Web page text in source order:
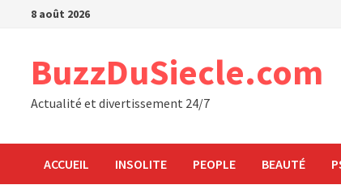
Passer8 août 2026
BuzzDuSiecle.com
Actualité et divertissement 24/7
ACCUEIL INSOLITE PEOPLE BEAUTÉ